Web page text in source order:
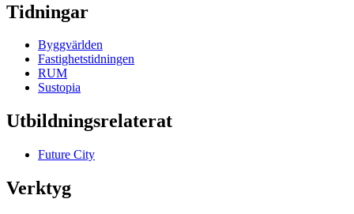
Tidningar
Byggvärlden
Fastighetstidningen
RUM
Sustopia
Utbildningsrelaterat
Future City
Verktyg